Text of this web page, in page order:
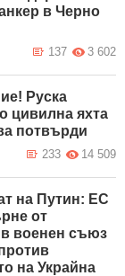
в Черно
3 602
137
Руска
цивилна яхта
потвърди
14 509
233
на Путин: ЕС
от
военен съюз
на Украйна